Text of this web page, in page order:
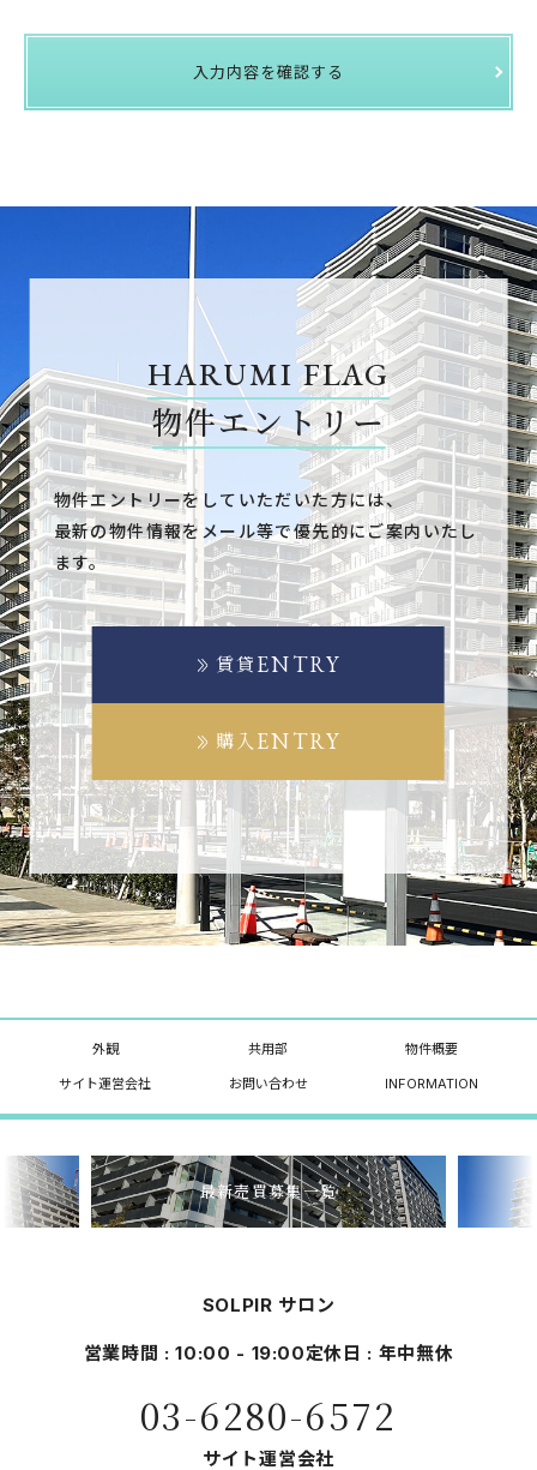
入力内容を確認する
HARUMI FLAG
物件エントリー
物件エントリーをしていただいた方には、
最新の物件情報をメール等で優先的にご案内いたし
ます。
賃貸 ENTRY
購入 ENTRY
外観 共用部 物件概要
サイト運営会社 お問い合わせ INFORMATION
最新売買募集一覧
SOLPIR サロン
営業時間 : 10:00 - 19:00定休日 : 年中無休
03-6280-6572
サイト運営会社